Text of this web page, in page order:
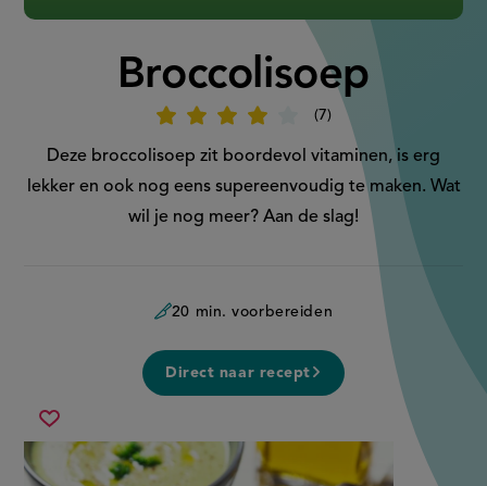
Broccolisoep
7
Beoordeel
'Broccolisoep'
Deze broccolisoep zit boordevol vitaminen, is erg
lekker en ook nog eens supereenvoudig te maken. Wat
wil je nog meer? Aan de slag!
20 min. voorbereiden
Direct naar recept
Sla
recept
broccolisoep